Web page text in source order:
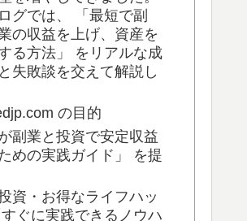
グでは、 「最短で副
の収益を上げ、資産を
る方法」 をリアルな成
失敗談を交えて解説し
の目的
が副業と投資で安定収益
めの実践ガイド」 を提
資・お得なライフハッ
ぐに実践できるノウハ